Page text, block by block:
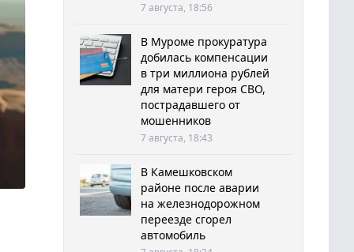
7 августа, 18:56
В Муроме прокуратура
добилась компенсации
в три миллиона рублей
для матери героя СВО,
пострадавшего от
мошенников
7 августа, 18:43
В Камешковском
районе после аварии
на железнодорожном
переезде сгорел
автомобиль